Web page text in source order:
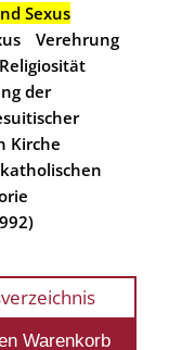
Sexus
Verehrung
der
Kirche